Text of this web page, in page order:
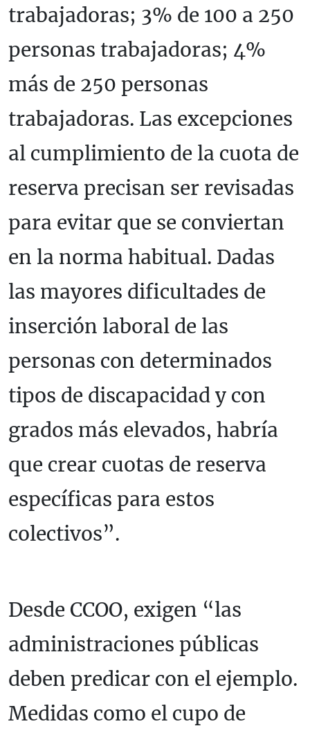
trabajadoras; 3% de 100 a 250
personas trabajadoras; 4%
más de 250 personas
trabajadoras. Las excepciones
al cumplimiento de la cuota de
reserva precisan ser revisadas
para evitar que se conviertan
en la norma habitual. Dadas
las mayores dificultades de
inserción laboral de las
personas con determinados
tipos de discapacidad y con
grados más elevados, habría
que crear cuotas de reserva
específicas para estos
colectivos”.
Desde CCOO, exigen “las
administraciones públicas
deben predicar con el ejemplo.
Medidas como el cupo de